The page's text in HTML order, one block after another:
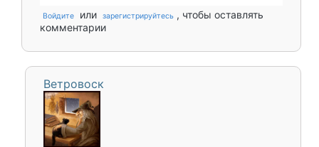
Войдите или зарегистрируйтесь , чтобы оставлять
комментарии
Ветровоск